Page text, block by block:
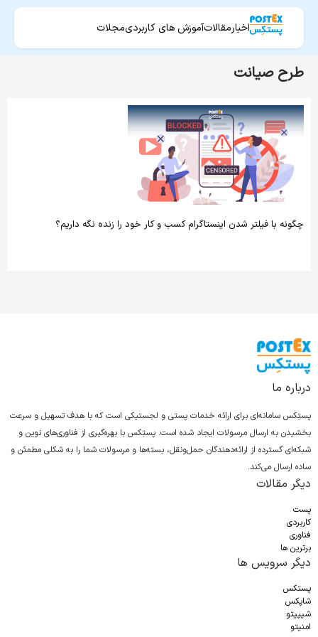
اخبارمقالاتآموزش های کاربردیمجلات
طرح صیانت
چگونه با فیلتر شدن اینستاگرام کسب و کار خود را زنده نگه داریم؟
درباره ما
پستِکس سامانه‌ای برای ارائه خدمات پستی و لجستیکی است که با هدف تسهیل و سرعت
بخشیدن به ارسال مرسولات ایجاد شده است. پستِکس با بهره‌گیری از فناوری‌های نوین و
شبکه‌ای گسترده از ارائه‌دهندگان حمل‌ونقل، بسته‌ها و مرسولات شما را به شکلی مطمئن و
ساده ارسال می‌کند.
دیگر مقالات
پست
کاربردی
فناوری
برترین ها
دیگر سرویس ها
پستکس
شاپکس
شیپیتو
امنیتو